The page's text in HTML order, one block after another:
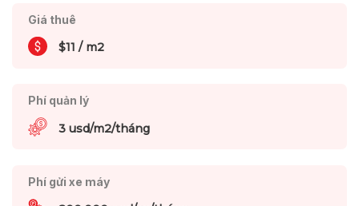
Giá thuê
$11 / m2
Phí quản lý
3 usd/m2/tháng
Phí gửi xe máy